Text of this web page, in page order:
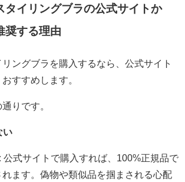
タイリングブラの公式サイトか
奨する理由
ングブラを購入するなら、公式サイト
すすめします。
りです。
い
公式サイトで購入すれば、100%正規品で
ます。偽物や類似品を掴まされる心配